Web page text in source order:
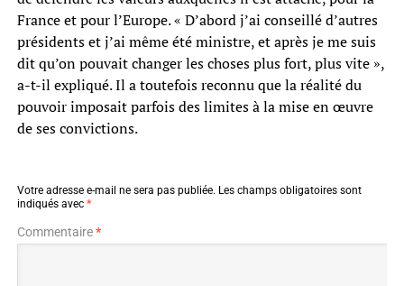
France et pour l’Europe. « D’abord j’ai conseillé d’autres
présidents et j’ai même été ministre, et après je me suis
dit qu’on pouvait changer les choses plus fort, plus vite »,
a-t-il expliqué. Il a toutefois reconnu que la réalité du
pouvoir imposait parfois des limites à la mise en œuvre
de ses convictions.
Votre adresse e-mail ne sera pas publiée. Les champs obligatoires sont
indiqués avec *
Commentaire*